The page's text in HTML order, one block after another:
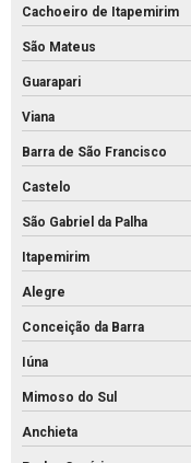
Meio fio de concreto
Mourão de concreto para
Mourão de concreto rs
Mourões de concreto 10x10
Mourões de concreto para
Mourões de concreto para
Mourões de concreto para
Mourões de concreto para
Mourões de concreto curvo
Palanque de concreto 10x10
Palanque de concreto para
Cachoeiro de Itapemirim
São Mateus
Guarapari
Viana
Barra de São Francisco
Castelo
São Gabriel da Palha
Itapemirim
Alegre
Conceição da Barra
Iúna
Mimoso do Sul
Anchieta